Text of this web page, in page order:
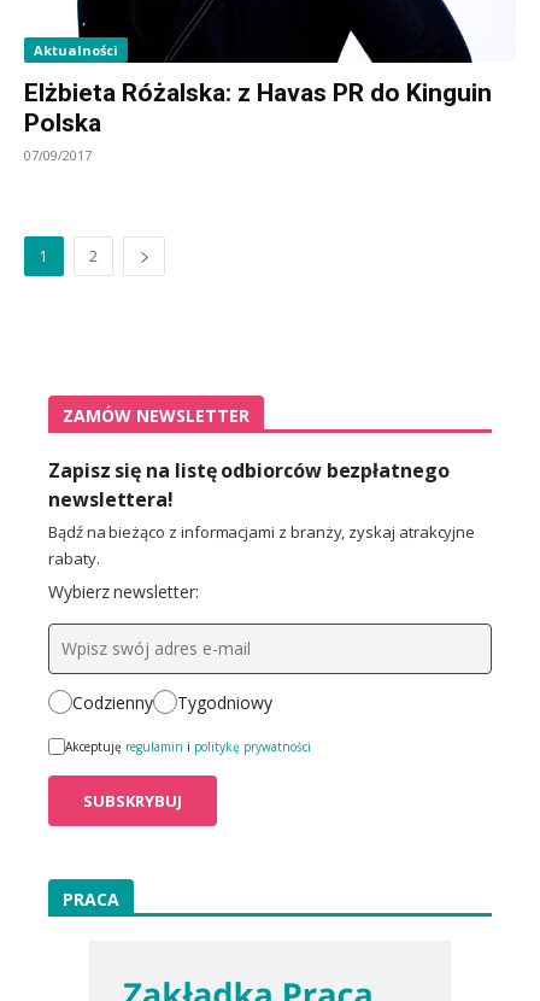
Aktualności
Elżbieta Różalska: z Havas PR do Kinguin
Polska
07/09/2017
1 2
ZAMÓW NEWSLETTER
Zapisz się na listę odbiorców bezpłatnego
newslettera!
Bądź na bieżąco z informacjami z branży, zyskaj atrakcyjne
rabaty.
Wybierz newsletter:
Codzienny Tygodniowy
Akceptuję regulamin i politykę prywatności
PRACA